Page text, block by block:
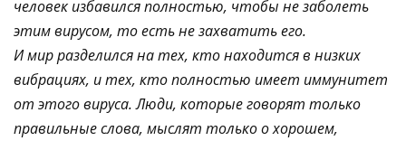
человек избавился полностью, чтобы не заболеть
этим вирусом, то есть не захватить его.
И мир разделился на тех, кто находится в низких
вибрациях, и тех, кто полностью имеет иммунитет
от этого вируса. Люди, которые говорят только
правильные слова, мыслят только о хорошем,